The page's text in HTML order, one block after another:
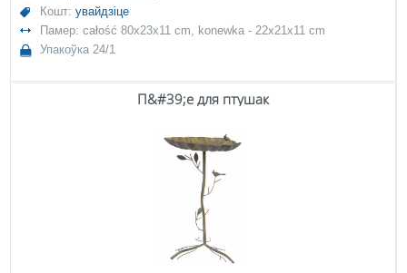
Кошт:увайдзіце
Памер: całość 80x23x11 cm, konewka - 22x21x11 cm
Упакоўка 24/1
П&#39;е для птушак